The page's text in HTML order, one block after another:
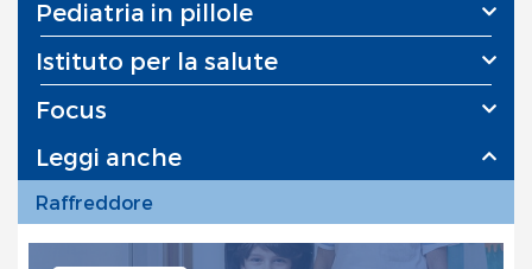
Pediatria in pillole
Istituto per la salute
Focus
Leggi anche
Raffreddore